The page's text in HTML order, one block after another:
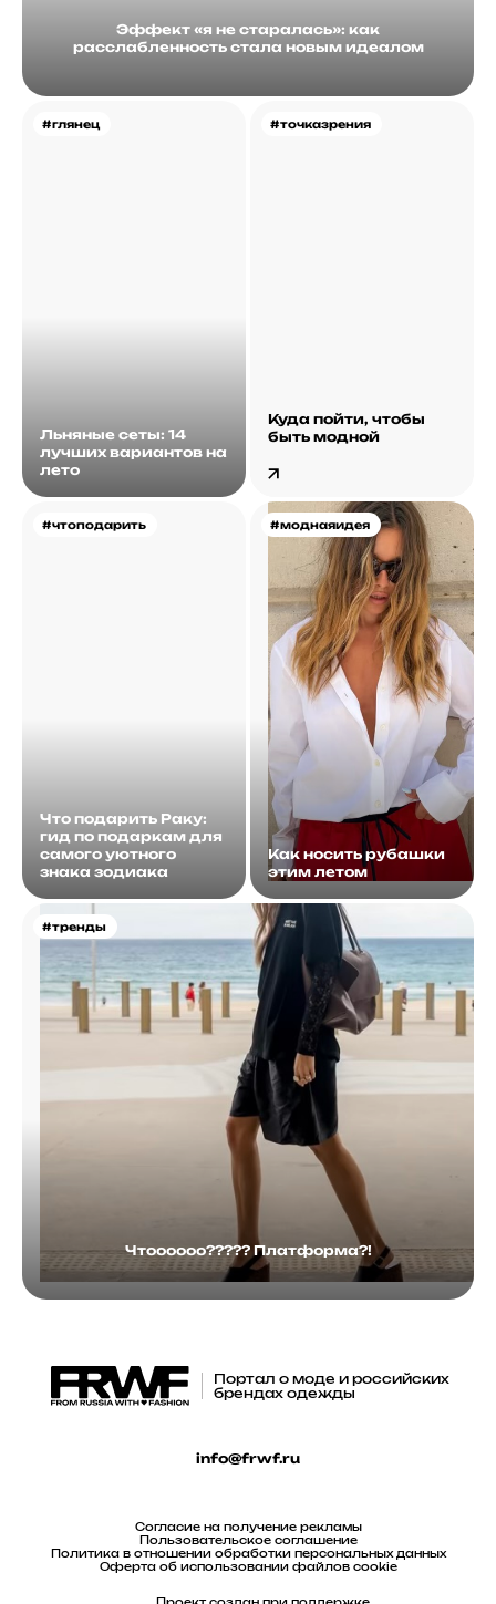
Эффект «я не старалась»: как
расслабленность стала новым идеалом
#глянец
Льняные сеты: 14
лучших вариантов на
лето
#точказрения
Куда пойти, чтобы
быть модной
#чтоподарить
Что подарить Раку:
гид по подаркам для
самого уютного
знака зодиака
#моднаяидея
Как носить рубашки
этим летом
#тренды
Чтоооооо????? Платформа?!
Портал о моде и российских
брендах одежды
info@frwf.ru
Согласие на получение рекламы
Пользовательское соглашение
Политика в отношении обработки персональных данных
Оферта об использовании файлов cookie